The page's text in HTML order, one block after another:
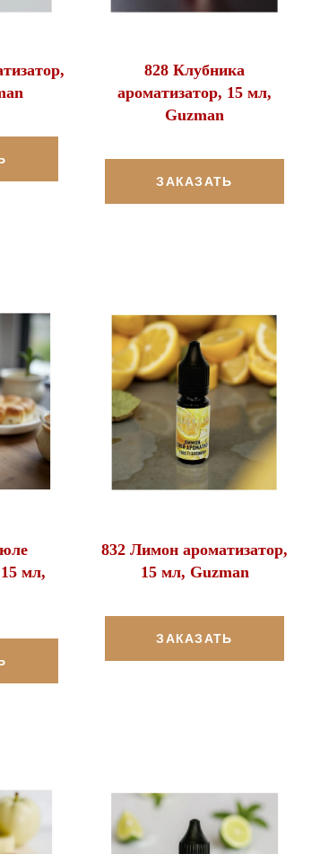
828 Клубника
ароматизатор, 15 мл,
Guzman
ЗАКАЗАТЬ
мл,
832 Лимон ароматизатор,
15 мл, Guzman
ЗАКАЗАТЬ